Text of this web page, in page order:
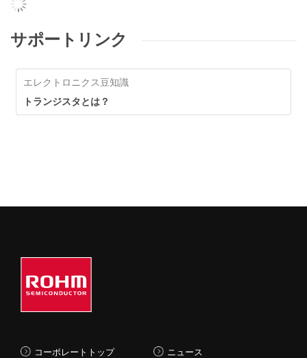
サポートリンク
エレクトロニクス豆知識
トランジスタとは？
コーポレートトップ ニュース